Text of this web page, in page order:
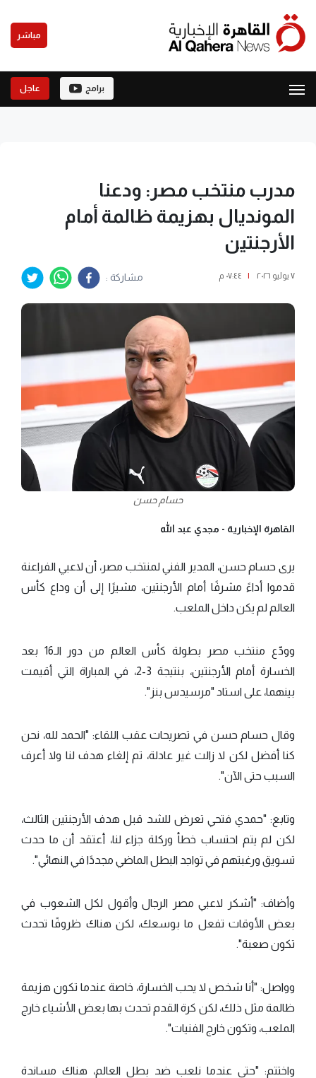
مباشر
برامج عاجل
مدرب منتخب مصر: ودعنا
المونديال بهزيمة ظالمة أمام
الأرجنتين
٧ يوليو ٢٠٢٦ | ٠٧:٤٤ م مشاركة :
حسام حسن
القاهرة الإخبارية - مجدي عبد الله
يرى حسام حسن، المدير الفني لمنتخب مصر، أن لاعبي الفراعنة
قدموا أداءً مشرفًا أمام الأرجنتين، مشيرًا إلى أن وداع كأس
العالم لم يكن داخل الملعب.
وودّع منتخب مصر بطولة كأس العالم من دور الـ16 بعد
الخسارة أمام الأرجنتين، بنتيجة 3-2، في المباراة التي أقيمت
بينهما، على استاد "مرسيدس بنز".
وقال حسام حسن في تصريحات عقب اللقاء: "الحمد لله، نحن
كنا أفضل لكن لا زالت غير عادلة، تم إلغاء هدف لنا ولا أعرف
السبب حتى الآن".
وتابع: "حمدي فتحي تعرض للشد قبل هدف الأرجنتين الثالث،
لكن لم يتم احتساب خطأ وركلة جزاء لنا، أعتقد أن ما حدث
تسويق ورغبتهم في تواجد البطل الماضي مجددًا في النهائي".
وأضاف: "أشكر لاعبي مصر الرجال وأقول لكل الشعوب في
بعض الأوقات تفعل ما بوسعك، لكن هناك ظروفًا تحدث
تكون صعبة".
وواصل: "أنا شخص لا يحب الخسارة، خاصة عندما تكون هزيمة
ظالمة مثل ذلك، لكن كرة القدم تحدث بها بعض الأشياء خارج
الملعب، وتكون خارج الفنيات".
واختتم: "حتى عندما نلعب ضد بطل العالم، هناك مساندة